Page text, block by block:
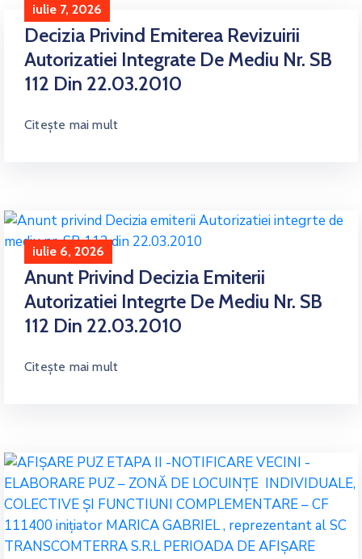
iulie 7, 2026
Decizia Privind Emiterea Revizuirii
Autorizatiei Integrate De Mediu Nr. SB
112 Din 22.03.2010
Citește mai mult
iulie 6, 2026
Anunt Privind Decizia Emiterii
Autorizatiei Integrte De Mediu Nr. SB
112 Din 22.03.2010
Citește mai mult